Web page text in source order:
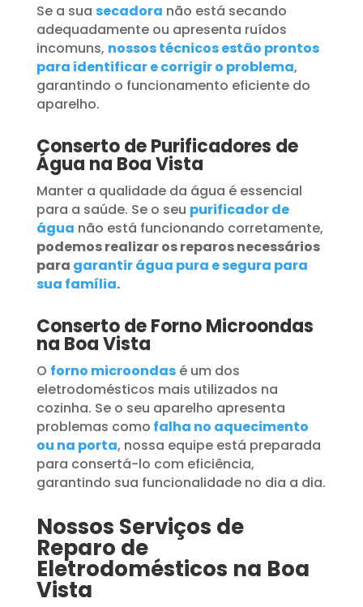
Se a sua secadora não está secando
adequadamente ou apresenta ruídos
incomuns, nossos técnicos estão prontos
para identificar e corrigir o problema,
garantindo o funcionamento eficiente do
aparelho.
Conserto de Purificadores de
Água na Boa Vista
Manter a qualidade da água é essencial
para a saúde. Se o seu purificador de
água não está funcionando corretamente,
podemos realizar os reparos necessários
para garantir água pura e segura para
sua família.
Conserto de Forno Microondas
na Boa Vista
O forno microondasé um dos
eletrodomésticos mais utilizados na
cozinha. Se o seu aparelho apresenta
problemas como falha no aquecimento
ou na porta, nossa equipe está preparada
para consertá-lo com eficiência,
garantindo sua funcionalidade no dia a dia.
Nossos Serviços de
Reparo de
Eletrodomésticos na Boa
Vista